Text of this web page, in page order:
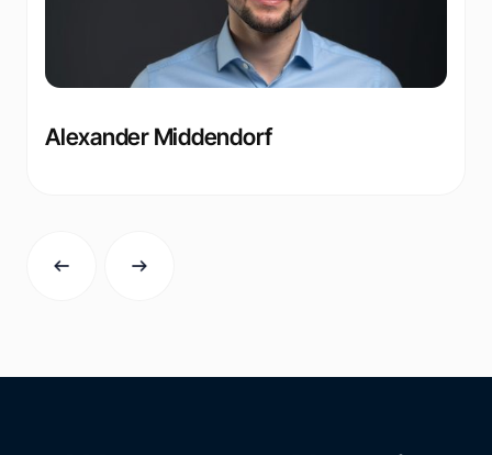
Alexander Middendorf